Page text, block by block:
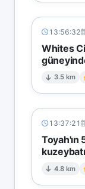
13:56:32
Whites
3.5 km
13:37:21
Toyah'ın
4.8 km